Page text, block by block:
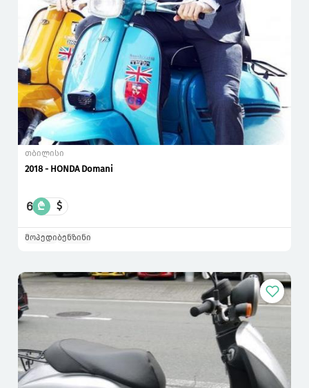
თბილისი
2018 - HONDA Domani
6 ₾ $
მოპედიბენზინი